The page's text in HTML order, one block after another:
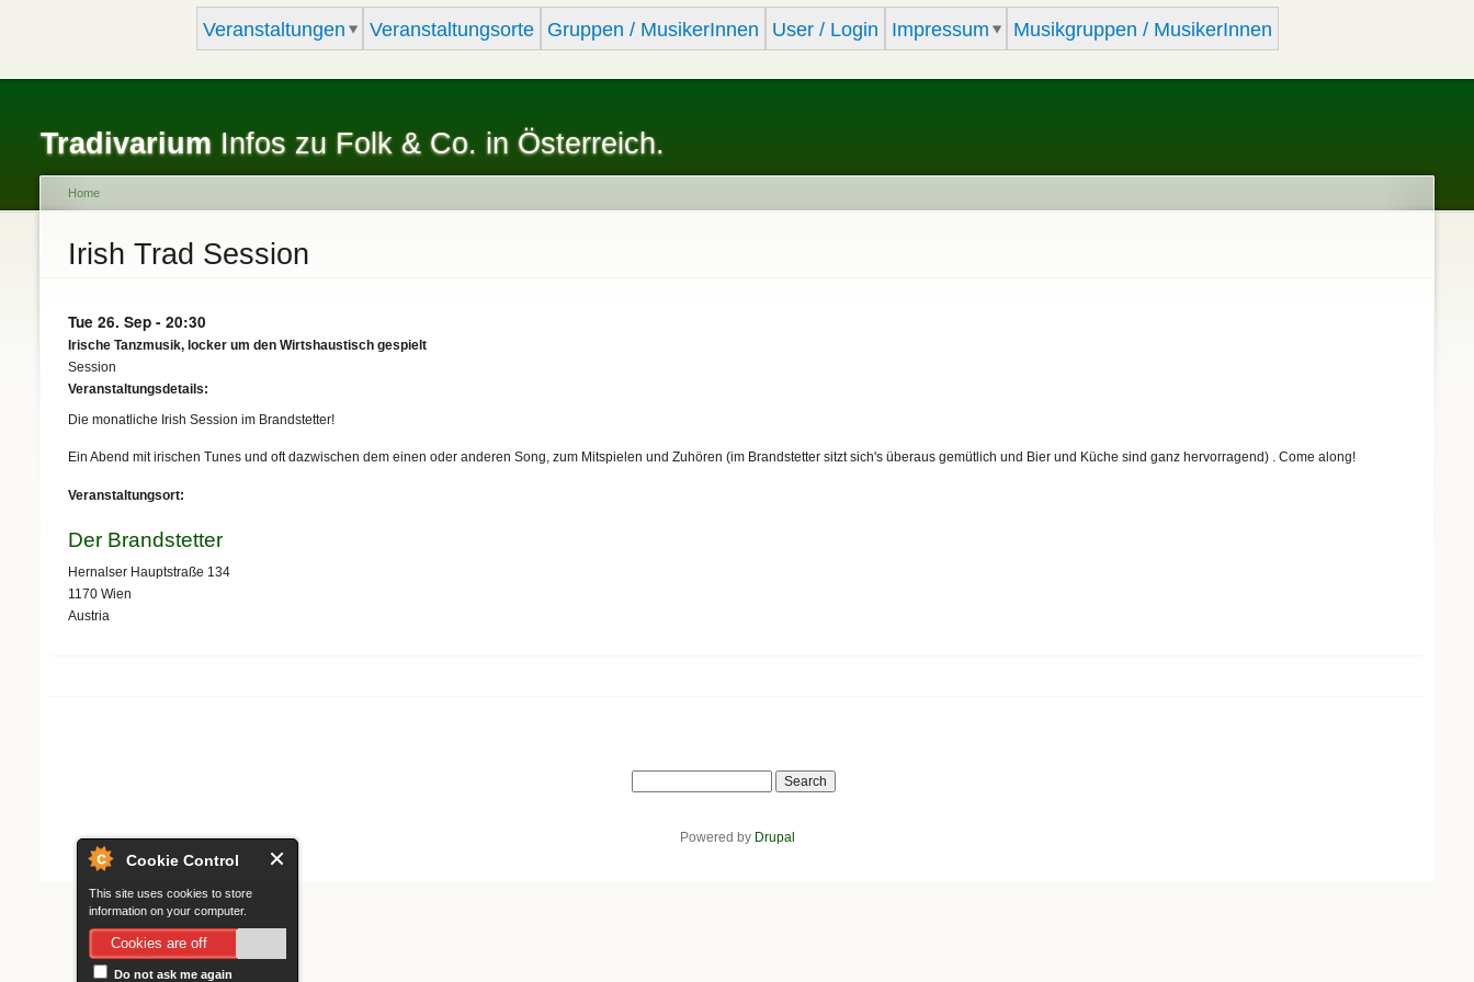
Cookie Control
This site uses cookies to store
information on your computer.
Cookies are off
Do not ask me again
main
content
Veranstaltungen Veranstaltungsorte Gruppen / MusikerInnen User / Login Impressum Musikgruppen / MusikerInnen
Tradivarium Infos zu Folk & Co. in Österreich.
You are here
Home
Irish Trad Session
Tue 26. Sep - 20:30
Irische Tanzmusik, locker um den Wirtshaustisch gespielt
Session
Veranstaltungsdetails:
Die monatliche Irish Session im Brandstetter!
Ein Abend mit irischen Tunes und oft dazwischen dem einen oder anderen Song, zum Mitspielen und Zuhören (im Brandstetter sitzt sich's überaus gemütlich und Bier und Küche sind ganz hervorragend) . Come along!
Veranstaltungsort:
Der Brandstetter
Hernalser Hauptstraße 134
1170 Wien
Austria
Powered by Drupal